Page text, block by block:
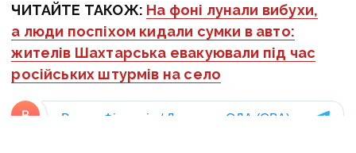
ЧИТАЙТЕ ТАКОЖ: На фоні лунали вибухи,
а люди поспіхом кидали сумки в авто:
жителів Шахтарська евакуювали під час
російських штурмів на село